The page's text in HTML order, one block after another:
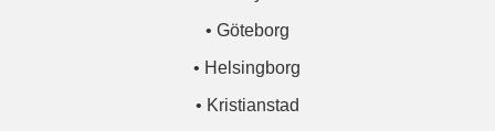
• Göteborg
• Helsingborg
• Kristianstad